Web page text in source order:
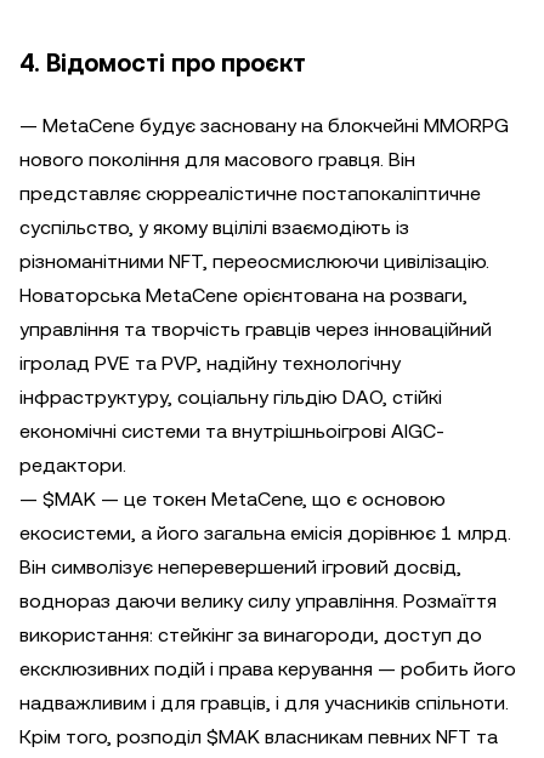
4. Відомості про проєкт
— MetaCene будує засновану на блокчейні MMORPG
нового покоління для масового гравця. Він
представляє сюрреалістичне постапокаліптичне
суспільство, у якому вцілілі взаємодіють із
різноманітними NFT, переосмислюючи цивілізацію.
Новаторська MetaCene орієнтована на розваги,
управління та творчість гравців через інноваційний
ігролад PVE та PVP, надійну технологічну
інфраструктуру, соціальну гільдію DAO, стійкі
економічні системи та внутрішньоігрові AIGC-
редактори.
— $MAK — це токен MetaCene, що є основою
екосистеми, а його загальна емісія дорівнює 1 млрд.
Він символізує неперевершений ігровий досвід,
воднораз даючи велику силу управління. Розмаїття
використання: стейкінг за винагороди, доступ до
ексклюзивних подій і права керування — робить його
надважливим і для гравців, і для учасників спільноти.
Крім того, розподіл $MAK власникам певних NFT та